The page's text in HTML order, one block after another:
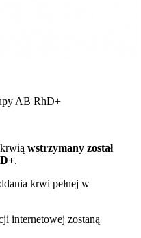
AB RhD+
wstrzymany został
.
krwi pełnej w
internetowej zostaną